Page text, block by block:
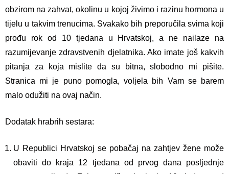
obzirom na zahvat, okolinu u kojoj živimo i razinu hormona u
tijelu u takvim trenucima. Svakako bih preporučila svima koji
prođu rok od 10 tjedana u Hrvatskoj, a ne nailaze na
razumijevanje zdravstvenih djelatnika. Ako imate još kakvih
pitanja za koja mislite da su bitna, slobodno mi pišite.
Stranica mi je puno pomogla, voljela bih Vam se barem
malo odužiti na ovaj način.
Dodatak hrabrih sestara:
U Republici Hrvatskoj se pobačaj na zahtjev žene može
obaviti do kraja 12 tjedana od prvog dana posljednje